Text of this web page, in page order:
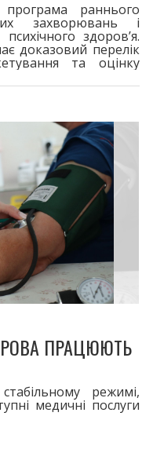
раннього
захворювань і
здоровʼя.
доказовий перелік
та оцінку
діабету 2 типу та
ПРАЦЮЮТЬ
режимі,
медичні послуги